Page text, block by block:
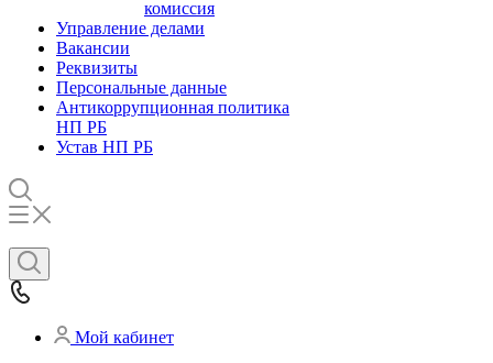
комиссия
Управление делами
Вакансии
Реквизиты
Персональные данные
Антикоррупционная политика
НП РБ
Устав НП РБ
Мой кабинет